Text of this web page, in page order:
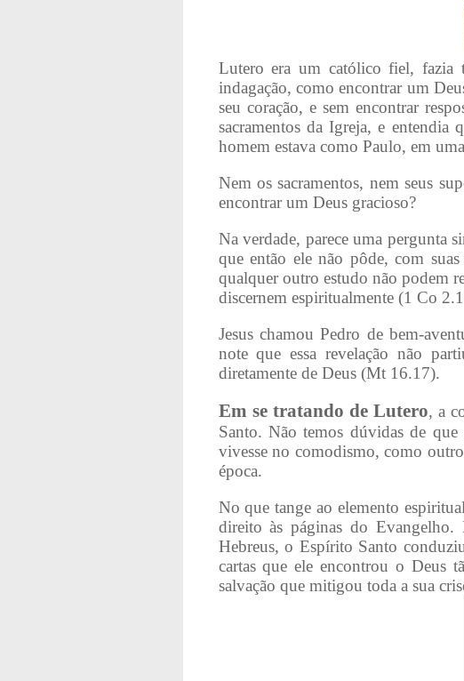
Lutero era um católico fiel, fazia
indagação, como encontrar um
seu coração, e sem encontrar
sacramentos da Igreja, e
homem estava como Paulo, em
Nem os sacramentos, nem seus
encontrar um Deus gracioso?
Na verdade, parece uma pergunta
que então ele não pôde, com
qualquer outro estudo não podem
discernem espiritualmente (1 Co
Jesus chamou Pedro de bem-
note que essa revelação não
diretamente de Deus (Mt 16.17).
Em se tratando de Lutero, a
Santo. Não temos dúvidas de
vivesse no comodismo, como
época.
No que tange ao elemento
direito às páginas do Evangelho.
Hebreus, o Espírito Santo
cartas que ele encontrou o Deus
salvação que mitigou toda a sua